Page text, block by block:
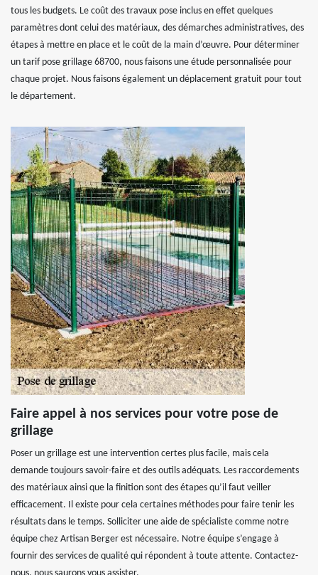
tous les budgets. Le coût des travaux pose inclus en effet quelques
paramètres dont celui des matériaux, des démarches administratives, des
étapes à mettre en place et le coût de la main d’œuvre. Pour déterminer
un tarif pose grillage 68700, nous faisons une étude personnalisée pour
chaque projet. Nous faisons également un déplacement gratuit pour tout
le département.
Faire appel à nos services pour votre pose de
grillage
Poser un grillage est une intervention certes plus facile, mais cela
demande toujours savoir-faire et des outils adéquats. Les raccordements
des matériaux ainsi que la finition sont des étapes qu’il faut veiller
efficacement. Il existe pour cela certaines méthodes pour faire tenir les
résultats dans le temps. Solliciter une aide de spécialiste comme notre
équipe chez Artisan Berger est nécessaire. Notre équipe s’engage à
fournir des services de qualité qui répondent à toute attente. Contactez-